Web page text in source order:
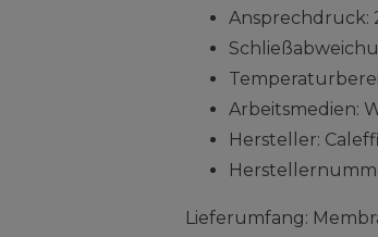
Ansprechdruck:
Arbeitsmedien:
Hersteller: Caleffi
Lieferumfang: